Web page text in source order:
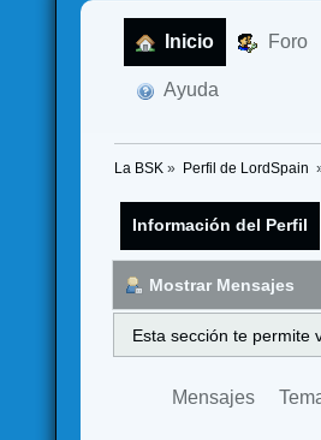
Inicio Foro
Ayuda
La BSK » Perfil de LordSpain
Información del Perfil
Mostrar Mensajes
Esta sección te permite
Mensajes